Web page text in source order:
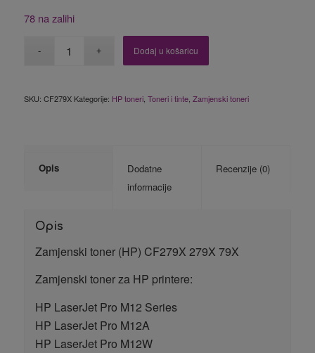
78 na zalihi
Dodaj u košaricu
SKU: CF279X Kategorije: HP toneri, Toneri i tinte, Zamjenski toneri
Opis
Dodatne
informacije
Recenzije (0)
Opis
Zamjenski toner (HP) CF279X 279X 79X
Zamjenski toner za HP printere:
HP LaserJet Pro M12 Series
HP LaserJet Pro M12A
HP LaserJet Pro M12W